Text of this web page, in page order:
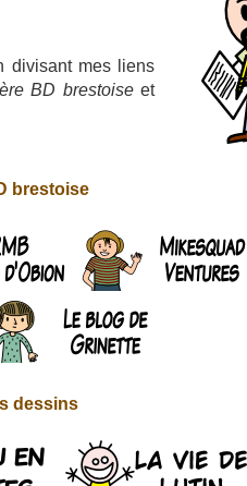
divisant mes liens
BD brestoiseet
brestoise
dessins